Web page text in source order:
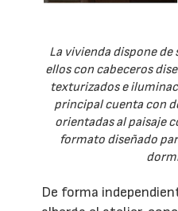
La vivienda dispone
ellos con cabeceros
texturizados e
principal cuenta con
orientadas al paisaje
formato diseñado
De forma